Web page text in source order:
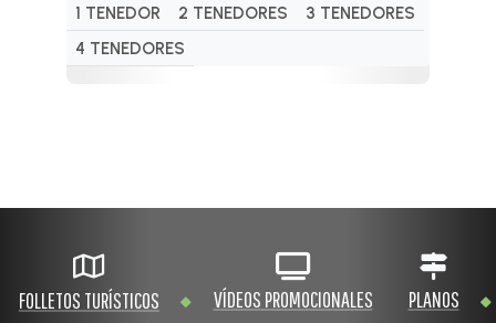
1 TENEDOR 2 TENEDORES
3 TENEDORES
4 TENEDORES
FOLLETOS TURÍSTICOS VÍDEOS PROMOCIONALES PLANOS